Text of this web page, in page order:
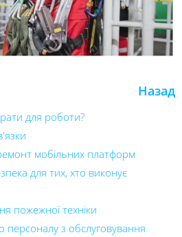
Назад
для роботи?
мобільних платформ
для тих, хто виконує
пожежної техніки
персоналу з обслуговування